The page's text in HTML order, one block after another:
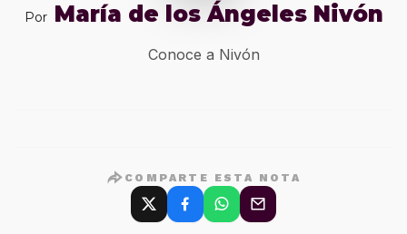
Por María de los Ángeles Nivón
Conoce a Nivón
COMPARTE ESTA NOTA